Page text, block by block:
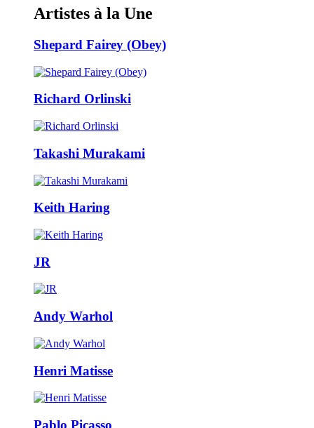
Artistes à la Une
Shepard Fairey (Obey)
Richard Orlinski
Takashi Murakami
Keith Haring
JR
Andy Warhol
Henri Matisse
Pablo Picasso